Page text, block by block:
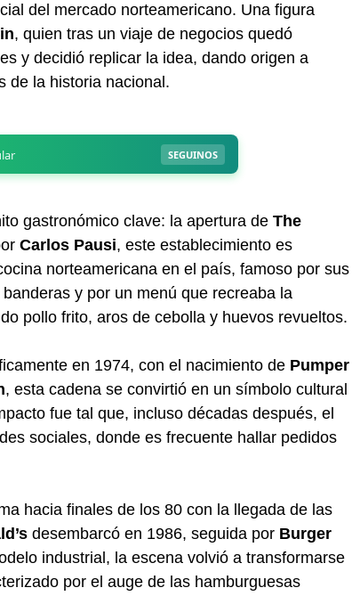
del mercado norteamericano. Una figura
, quien tras un viaje de negocios quedó
y decidió replicar la idea, dando origen a
de la historia nacional.
gastronómico clave: la apertura de The
Carlos Pausi, este establecimiento es
norteamericana en el país, famoso por sus
y por un menú que recreaba la
pollo frito, aros de cebolla y huevos revueltos.
en 1974, con el nacimiento de Pumper
, esta cadena se convirtió en un símbolo cultural
fue tal que, incluso décadas después, el
sociales, donde es frecuente hallar pedidos
hacia finales de los 80 con la llegada de las
desembarcó en 1986, seguida por Burger
industrial, la escena volvió a transformarse
por el auge de las hamburguesas